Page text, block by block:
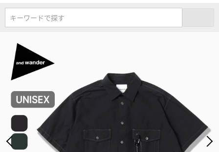
キーワードで探す